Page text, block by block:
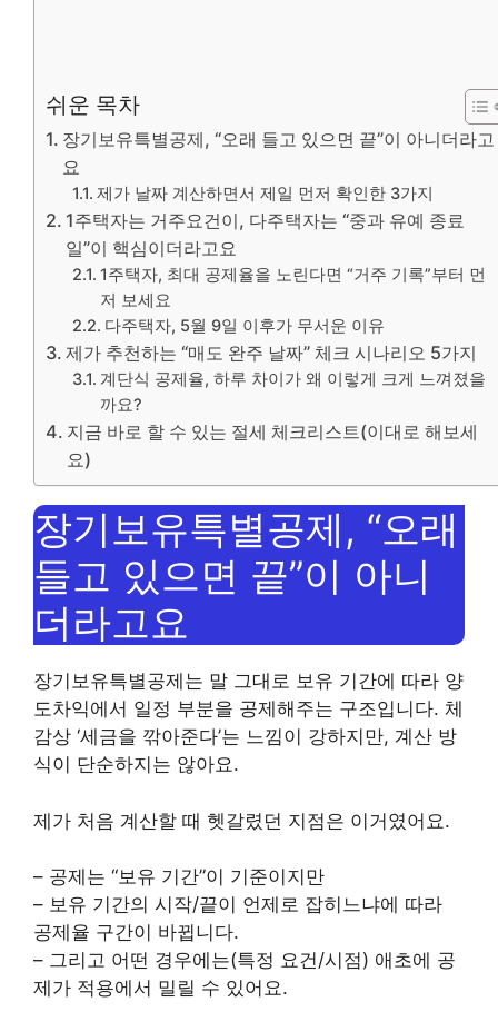
쉬운 목차
장기보유특별공제, “오래 들고 있으면 끝”이 아니더라고
요
제가 날짜 계산하면서 제일 먼저 확인한 3가지
1주택자는 거주요건이, 다주택자는 “중과 유예 종료
일”이 핵심이더라고요
1주택자, 최대 공제율을 노린다면 “거주 기록”부터 먼
저 보세요
다주택자, 5월 9일 이후가 무서운 이유
제가 추천하는 “매도 완주 날짜” 체크 시나리오 5가지
계단식 공제율, 하루 차이가 왜 이렇게 크게 느껴졌을
까요?
지금 바로 할 수 있는 절세 체크리스트(이대로 해보세
요)
장기보유특별공제, “오래
들고 있으면 끝”이 아니
더라고요
장기보유특별공제는 말 그대로 보유 기간에 따라 양
도차익에서 일정 부분을 공제해주는 구조입니다. 체
감상 ‘세금을 깎아준다’는 느낌이 강하지만, 계산 방
식이 단순하지는 않아요.
제가 처음 계산할 때 헷갈렸던 지점은 이거였어요.
– 공제는 “보유 기간”이 기준이지만
– 보유 기간의 시작/끝이 언제로 잡히느냐에 따라
공제율 구간이 바뀝니다.
– 그리고 어떤 경우에는(특정 요건/시점) 애초에 공
제가 적용에서 밀릴 수 있어요.